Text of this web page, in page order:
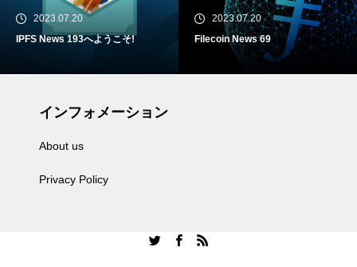
2023.07.20
IPFS News 193へようこそ!
2023.07.20
Filecoin News 69
インフォメーション
About us
Privacy Policy